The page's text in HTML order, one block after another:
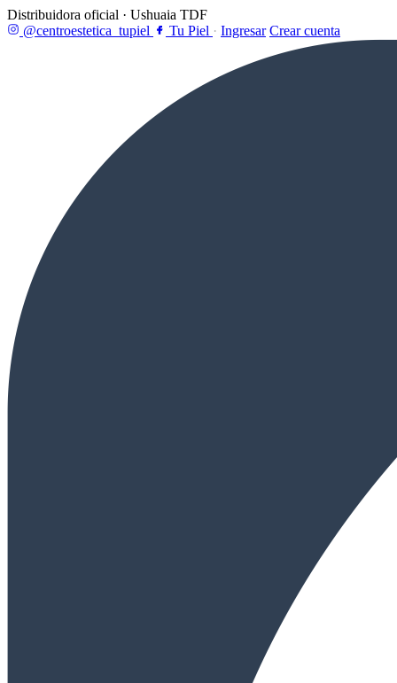
Distribuidora oficial · Ushuaia TDF
@centroestetica_tupiel
Tu Piel · Ingresar Crear cuenta